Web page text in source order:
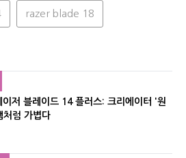
razer blade 18
이저 블레이드 14 플러스: 크리에이터 '원
처럼 가볍다